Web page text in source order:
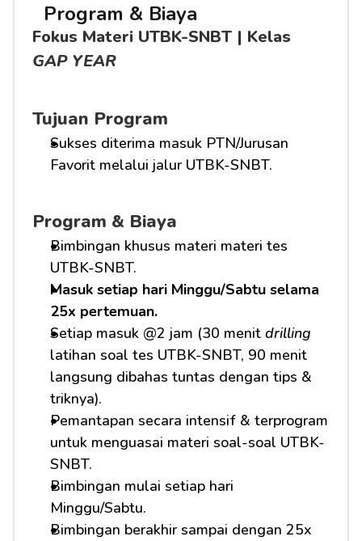
Program & Biaya
GAP YEAR
Tujuan Program
Sukses diterima masuk PTN/Jurusan
Favorit melalui jalur UTBK-SNBT.
Program & Biaya
Bimbingan khusus materi materi tes
UTBK-SNBT.
Masuk setiap hari Minggu/Sabtu selama
25x pertemuan.
Setiap masuk @2 jam (30 menit drilling
latihan soal tes UTBK-SNBT, 90 menit
langsung dibahas tuntas dengan tips &
triknya).
Pemantapan secara intensif & terprogram
untuk menguasai materi soal-soal UTBK-
SNBT.
Bimbingan mulai setiap hari
Minggu/Sabtu.
Bimbingan berakhir sampai dengan 25x